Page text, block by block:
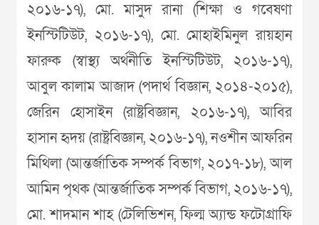
২০১৬-১৭), মো. মাসুদ রানা (শিক্ষা ও গবেষণা
ইনস্টিটিউট, ২০১৬-১৭), মো. মোহাইমিনুল রায়হান
ফারুক (স্বাস্থ্য অর্থনীতি ইনস্টিটিউট, ২০১৬-১৭),
আবুল কালাম আজাদ (পদার্থ বিজ্ঞান, ২০১৪-২০১৫),
জেরিন হোসাইন (রাষ্ট্রবিজ্ঞান, ২০১৬-১৭), আবির
হাসান হৃদয় (রাষ্ট্রবিজ্ঞান, ২০১৬-১৭), নওশীন আফরিন
মিথিলা (আন্তর্জাতিক সম্পর্ক বিভাগ, ২০১৭-১৮), আল
আমিন পৃথক (আন্তর্জাতিক সম্পর্ক বিভাগ, ২০১৬-১৭),
মো. শাদমান শাহ (টেলিভিশন, ফিল্ম অ্যান্ড ফটোগ্রাফি